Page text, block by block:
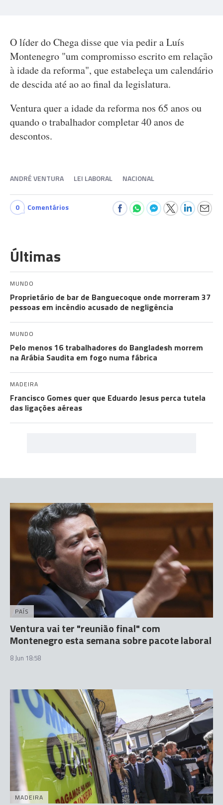
O líder do Chega disse que via pedir a Luís
Montenegro "um compromisso escrito em relação
à idade da reforma", que estabeleça um calendário
de descida até ao ao final da legislatura.
Ventura quer a idade da reforma nos 65 anos ou
quando o trabalhador completar 40 anos de
descontos.
ANDRÉ VENTURA LEI LABORAL NACIONAL
0 Comentários
Últimas
MUNDO
Proprietário de bar de Banguecoque onde morreram 37
pessoas em incêndio acusado de negligência
MUNDO
Pelo menos 16 trabalhadores do Bangladesh morrem
na Arábia Saudita em fogo numa fábrica
MADEIRA
Francisco Gomes quer que Eduardo Jesus perca tutela
das ligações aéreas
PAÍS
Ventura vai ter "reunião final" com
Montenegro esta semana sobre pacote laboral
8 Jun 18:58
MADEIRA